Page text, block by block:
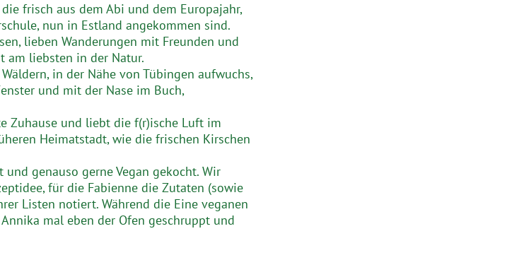
frisch aus dem Abi und dem Europajahr,
nun in Estland angekommen sind.
lieben Wanderungen mit Freunden und
am liebsten in der Natur.
in der Nähe von Tübingen aufwuchs,
und mit der Nase im Buch,
Zuhause und liebt die f(r)ische Luft im
Heimatstadt, wie die frischen Kirschen
genauso gerne Vegan gekocht. Wir
für die Fabienne die Zutaten (sowie
Listen notiert. Während die Eine veganen
mal eben der Ofen geschruppt und